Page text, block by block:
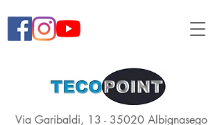
Via Garibaldi, 13 - 35020Albignasego